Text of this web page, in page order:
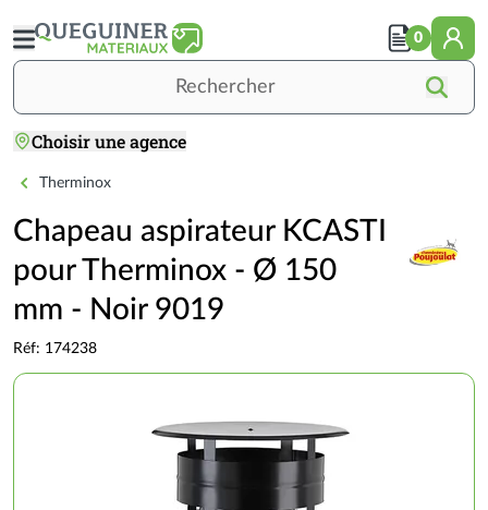
au
contenu
Choisir une agence
0
Accueil
TOITURE
COUVERTURE
Fumisterie
Therminox
Chapeau aspirateur KCASTI
pour Therminox - Ø 150
mm - Noir 9019
Réf: 174238